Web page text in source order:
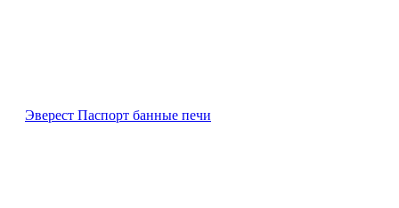
Эверест Паспорт банные печи